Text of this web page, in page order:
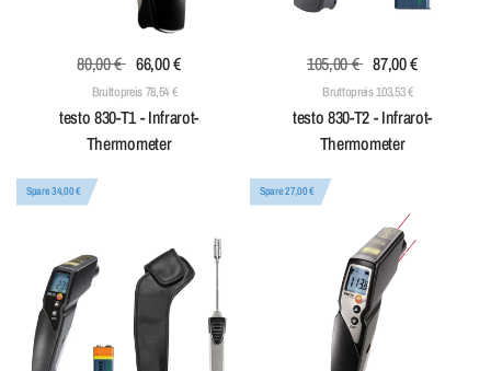
80,00 € 66,00 €
Bruttopreis 78,54 €
testo 830-T1 - Infrarot-
Thermometer
105,00 € 87,00 €
Bruttopreis 103,53 €
testo 830-T2 - Infrarot-
Thermometer
Spare 34,00 € Spare 27,00 €